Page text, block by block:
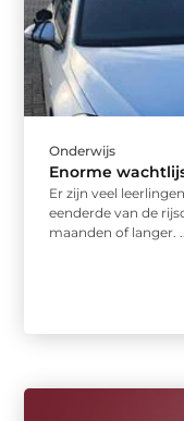
Onderwijs
Enorme
Er zijn veel
eenderde van de
maanden of langer.